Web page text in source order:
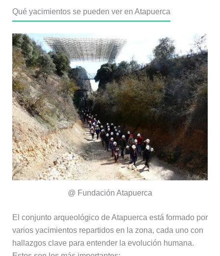
Qué yacimientos se pueden ver en Atapuerca
@ Fundación Atapuerca
El conjunto arqueológico de Atapuerca está formado por
varios yacimientos repartidos en la zona, cada uno con
hallazgos clave para entender la evolución humana.